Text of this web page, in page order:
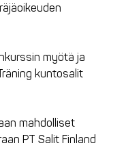
myötä ja
kuntosalit
mahdolliset
PT Salit Finland